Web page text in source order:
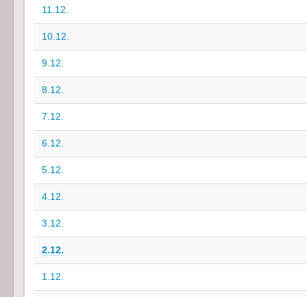
11.12.
10.12.
9.12.
8.12.
7.12.
6.12.
5.12.
4.12.
3.12.
2.12.
1.12.